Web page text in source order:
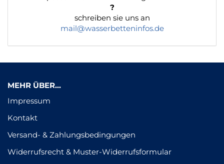
?
schreiben sie uns an
mail@wasserbetteninfos.de
MEHR ÜBER...
Impressum
Kontakt
Versand- & Zahlungsbedingungen
Widerrufsrecht & Muster-Widerrufsformular